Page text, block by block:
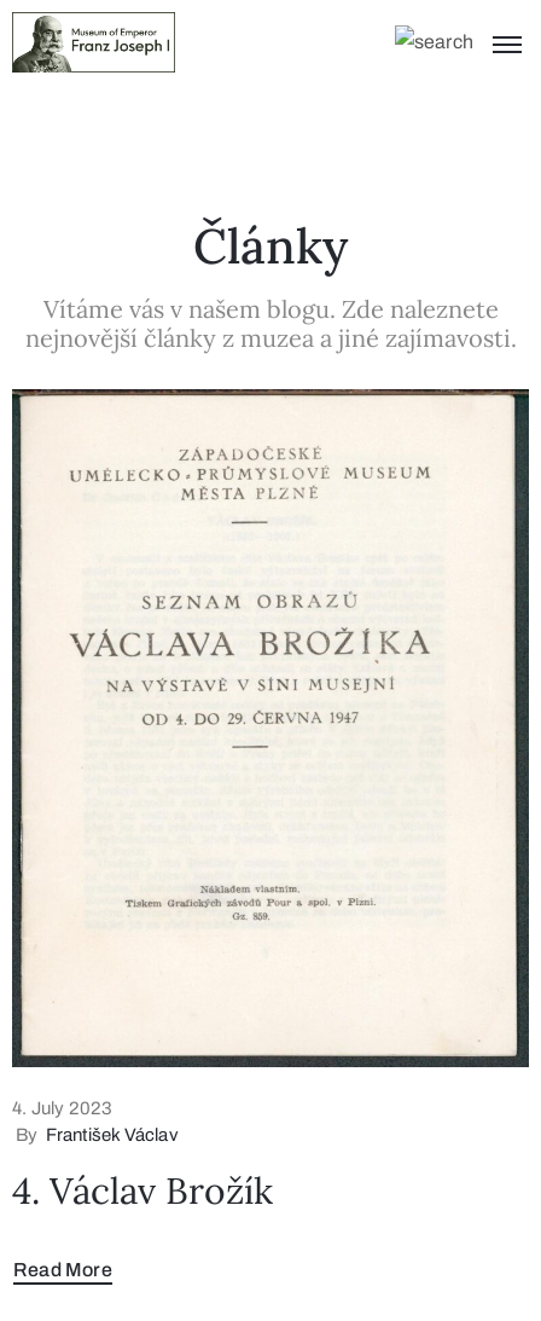
Články
Vítáme vás v našem blogu. Zde naleznete
nejnovější články z muzea a jiné zajímavosti.
4. July 2023
By František Václav
4. Václav Brožík
Read More